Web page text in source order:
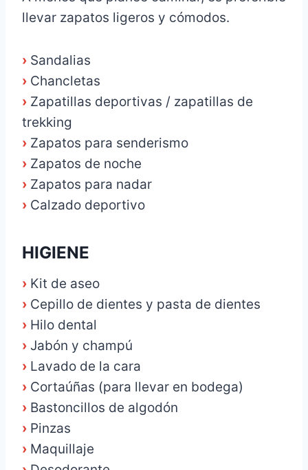
llevar zapatos ligeros y cómodos.
› Sandalias
› Chancletas
› Zapatillas deportivas / zapatillas de
trekking
› Zapatos para senderismo
› Zapatos de noche
› Zapatos para nadar
› Calzado deportivo
HIGIENE
› Kit de aseo
› Cepillo de dientes y pasta de dientes
› Hilo dental
› Jabón y champú
› Lavado de la cara
› Cortaúñas (para llevar en bodega)
› Bastoncillos de algodón
› Pinzas
› Maquillaje